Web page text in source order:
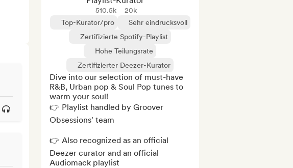
510.5k
20k
Top-Kurator/pro
Sehr eindrucksvoll
Zertifizierte Spotify-Playlist
Hohe Teilungsrate
Zertifizierter Deezer-Kurator
Dive into our selection of must-have
R&B, Urban pop & Soul Pop tunes to
warm your soul!
👉 Playlist handled by Groover
Obsessions' team
👉 Also recognized as an official
Deezer curator and an official
Audiomack playlist